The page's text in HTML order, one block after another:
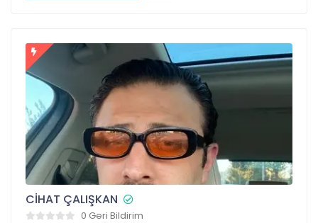
CİHAT ÇALIŞKAN
0 Geri Bildirim